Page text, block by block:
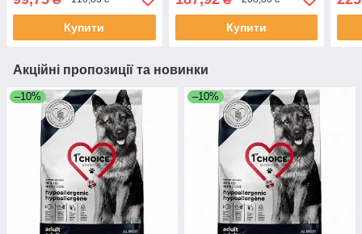
стрічкою, 25 мм/400-500
мм, червоний, Якість
Купити Купити
Акційні пропозиції та новинки
–10% –10%